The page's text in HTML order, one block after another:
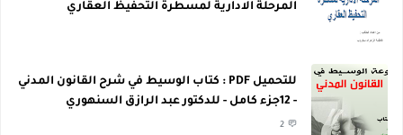
المرحلة الادارية لمسطرة التحفيظ العقاري
للتحميل PDF : كتاب الوسيط في شرح القانون المدني
- 12جزء كامل - للدكتور عبد الرازق السنهوري
2